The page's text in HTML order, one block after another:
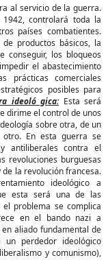
al servicio de la guerra.
1942, controlará toda la
países combatientes.
productos básicos, la
conseguir, los bloqueos
el abastecimiento
prácticas comerciales
posibles para
ideoló gica:Esta será
dirime el control de unos
sobre otra, de un
otro. En esta guerra se
antiliberales contra el
revoluciones burguesas
de la revolución francesa.
ideológico a
esta será una de las
problema se complica
en el bando nazi a
aliado fundamental de
perdedor ideológico
y comunismo),